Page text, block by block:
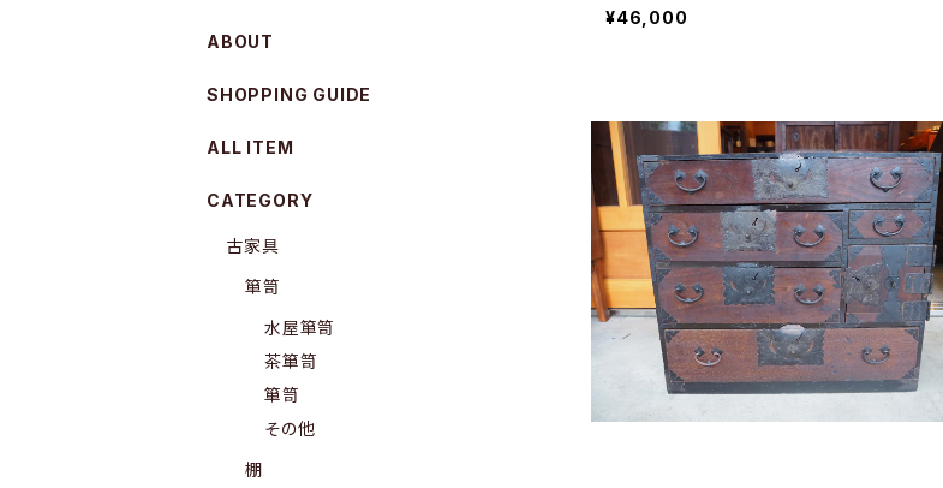
¥46,000
ABOUT
SHOPPING GUIDE
ALL ITEM
CATEGORY
古家具
箪笥
水屋箪笥
茶箪笥
箪笥
その他
棚